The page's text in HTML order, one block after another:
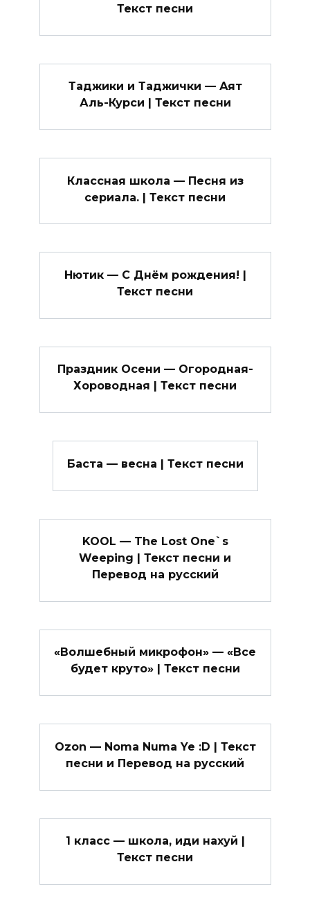
Текст песни
Таджики и Таджички — Аят
Аль-Курси | Текст песни
Классная школа — Песня из
сериала. | Текст песни
Нютик — С Днём рождения! |
Текст песни
Праздник Осени — Огородная-
Хороводная | Текст песни
Баста — весна | Текст песни
KOOL — The Lost One`s
Weeping | Текст песни и
Перевод на русский
«Волшебный микрофон» — «Все
будет круто» | Текст песни
Ozon — Noma Numa Ye :D | Текст
песни и Перевод на русский
1 класс — школа, иди нахуй |
Текст песни